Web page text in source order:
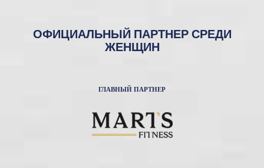
ОФИЦИАЛЬНЫЙ ПАРТНЕР СРЕДИ
ЖЕНЩИН
ГЛАВНЫЙ ПАРТНЕР